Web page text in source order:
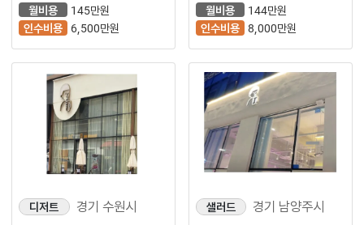
월비용
145만원
인수비용
6,500만원
월비용
144만원
인수비용 8,000만원
디저트 경기 수원시 샐러드 경기 남양주시